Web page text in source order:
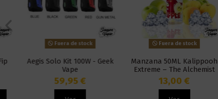
Fuera de stock
Aegis Solo Kit 100W - Geek
Vape
59,95 €
Fuera de stock
Manzana 50ML Kalippooh
Extreme – The Alchemist
Juice
13,00 €